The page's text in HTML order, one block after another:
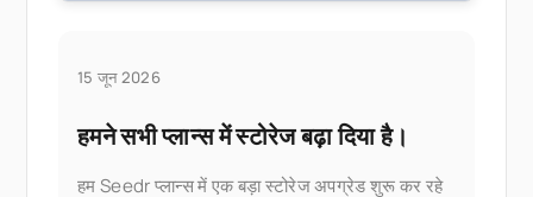
15 जून 2026
हमने सभी प्लान्स में स्टोरेज बढ़ा दिया है।
हम Seedr प्लान्स में एक बड़ा स्टोरेज अपग्रेड शुरू कर रहे